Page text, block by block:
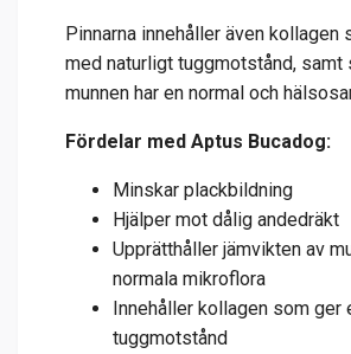
Pinnarna innehåller även kollagen
med naturligt tuggmotstånd, samt
munnen har en normal och
Fördelar med Aptus Bucadog:
Minskar plackbildning
Hjälper mot dålig andedräkt
Upprätthåller jämvikten av
normala mikroflora
Innehåller kollagen som ger
tuggmotstånd